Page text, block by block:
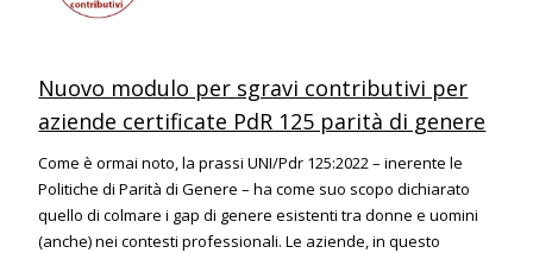
Nuovo modulo per sgravi contributivi per
aziende certificate PdR 125 parità di genere
Come è ormai noto, la prassi UNI/Pdr 125:2022 – inerente le
Politiche di Parità di Genere – ha come suo scopo dichiarato
quello di colmare i gap di genere esistenti tra donne e uomini
(anche) nei contesti professionali. Le aziende, in questo